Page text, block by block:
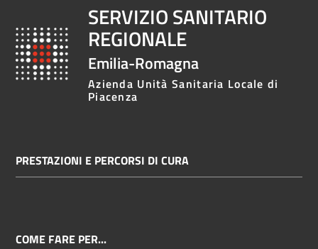
SERVIZIO SANITARIO
REGIONALE
Emilia-Romagna
Azienda Unità Sanitaria Locale di
Piacenza
PRESTAZIONI E PERCORSI DI CURA
COME FARE PER...